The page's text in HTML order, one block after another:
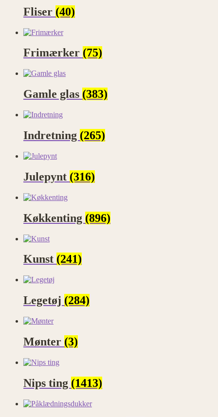
Fliser (40)
Frimærker (75)
Gamle glas (383)
Indretning (265)
Julepynt (316)
Køkkenting (896)
Kunst (241)
Legetøj (284)
Mønter (3)
Nips ting (1413)